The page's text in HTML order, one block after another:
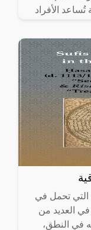
الأفراد
التي تحمل في
في العديد من
في النطق،